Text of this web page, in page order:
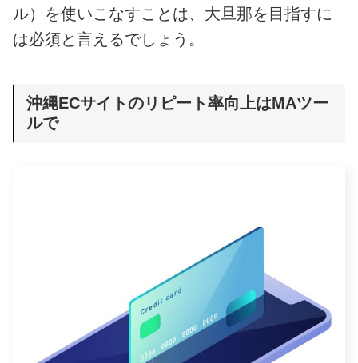
ル）を使いこなすことは、大旦那を目指すに
は必須と言えるでしょう 。
沖縄ECサイトのリピート率向上はMAツー
ルで